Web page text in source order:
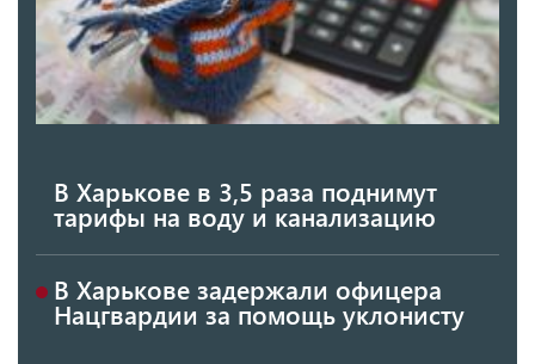
В Харькове в 3,5 раза поднимут
тарифы на воду и канализацию
В Харькове задержали офицера
Нацгвардии за помощь уклонисту